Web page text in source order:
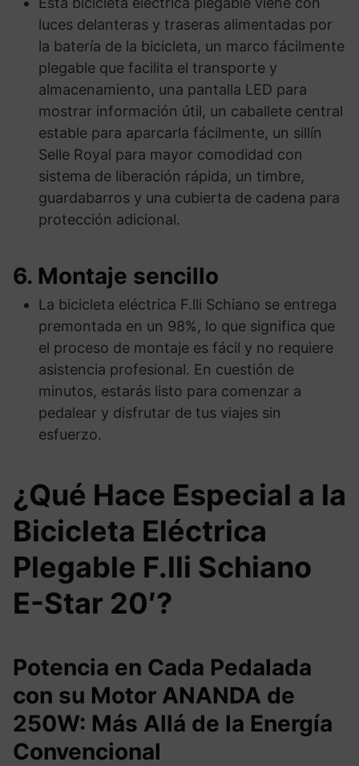
luces delanteras y traseras alimentadas por
la batería de la bicicleta, un marco fácilmente
plegable que facilita el transporte y
almacenamiento, una pantalla LED para
mostrar información útil, un caballete central
estable para aparcarla fácilmente, un sillín
Selle Royal para mayor comodidad con
sistema de liberación rápida, un timbre,
guardabarros y una cubierta de cadena para
protección adicional.
6. Montaje sencillo
La bicicleta eléctrica F.lli Schiano se entrega
premontada en un 98%, lo que significa que
el proceso de montaje es fácil y no requiere
asistencia profesional. En cuestión de
minutos, estarás listo para comenzar a
pedalear y disfrutar de tus viajes sin
esfuerzo.
¿Qué Hace Especial a la
Bicicleta Eléctrica
Plegable F.lli Schiano
E-Star 20′?
Potencia en Cada Pedalada
con su Motor ANANDA de
250W: Más Allá de la Energía
Convencional